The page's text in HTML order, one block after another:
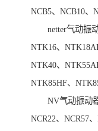
NCB5、NCB10、
netter气动振动
NTK16、
NTK40、
NTK85HF、
NV气动振动器
NCR22、NCR57